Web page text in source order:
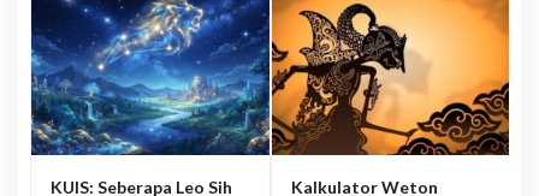
KUIS: Seberapa Leo Sih
Kalkulator Weton